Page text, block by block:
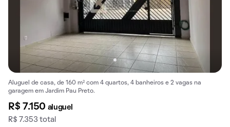
Aluguel de casa, de 160 m² com 4 quartos, 4 banheiros e 2 vagas na
garagem em Jardim Pau Preto.
R$ 7.150 aluguel
R$ 7.353 total